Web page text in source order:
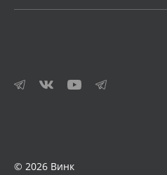
© 2026 Винк